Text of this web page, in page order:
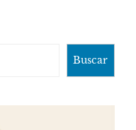
Buscar